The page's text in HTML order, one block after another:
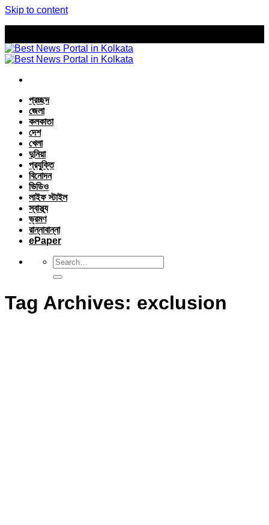
Skip to content
প্রচ্ছদ
জেলা
কলকাতা
দেশ
খেলা
দুনিয়া
প্রযুক্তি
বিনোদন
ভিডিও
লাইফ স্টাইল
স্বাস্থ্য
ভ্রমণ
রান্নাবান্না
ePaper
Tag Archives: exclusion